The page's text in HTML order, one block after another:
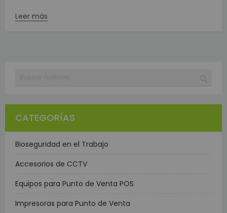
Leer más
CATEGORÍAS
Bioseguridad en el Trabajo
Accesorios de CCTV
Equipos para Punto de Venta POS
Impresoras para Punto de Venta